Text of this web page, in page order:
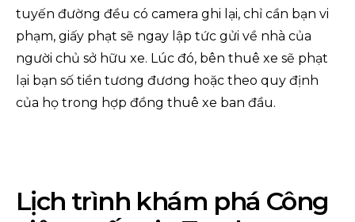
tuyến đường đều có camera ghi lại, chỉ cần bạn vi
phạm, giấy phạt sẽ ngay lập tức gửi về nhà của
người chủ sở hữu xe. Lúc đó, bên thuê xe sẽ phạt
lại bạn số tiền tương đương hoặc theo quy định
của họ trong hợp đồng thuê xe ban đầu.
Lịch trình khám phá Công